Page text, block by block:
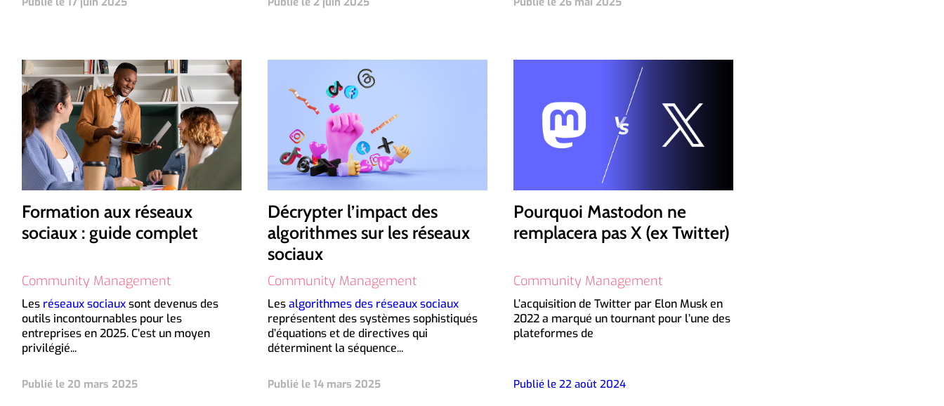
Formation aux réseaux
sociaux : guide complet
Community Management
Les réseaux sociauxsont devenus des
outils incontournables pour les
entreprises en 2025.C’est un moyen
privilégié...
Publié le 20 mars 2025
Décrypter l’impact des
algorithmes sur les réseaux
sociaux
Community Management
Lesalgorithmes des réseaux sociaux
représentent des systèmes sophistiqués
d’équations et de directives qui
déterminent la séquence...
Publié le 14 mars 2025
Pourquoi Mastodon ne
remplacera pas X (ex Twitter)
Community Management
L’acquisition deTwitter par Elon Musken
2022 a marqué un tournant pour l’une des
plateformes de
Publié le 22 août 2024